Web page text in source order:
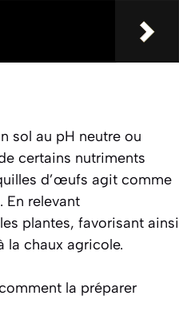
sol au pH neutre ou
certains nutriments
d’œufs agit comme
. En relevant
plantes, favorisant ainsi
la chaux agricole.
la préparer